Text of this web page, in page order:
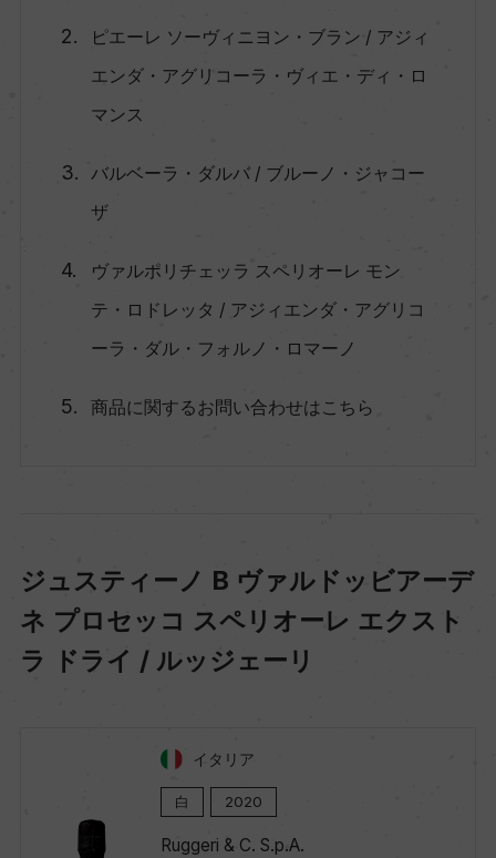
ピエーレ ソーヴィニヨン・ブラン / アジィ
エンダ・アグリコーラ・ヴィエ・ディ・ロ
マンス
バルベーラ・ダルバ / ブルーノ・ジャコー
ザ
ヴァルポリチェッラ スペリオーレ モン
テ・ロドレッタ / アジィエンダ・アグリコ
ーラ・ダル・フォルノ・ロマーノ
商品に関するお問い合わせはこちら
ジュスティーノ B ヴァルドッビアーデ
ネ プロセッコ スペリオーレ エクスト
ラ ドライ / ルッジェーリ
イタリア
白 2020
Ruggeri & C. S.p.A.